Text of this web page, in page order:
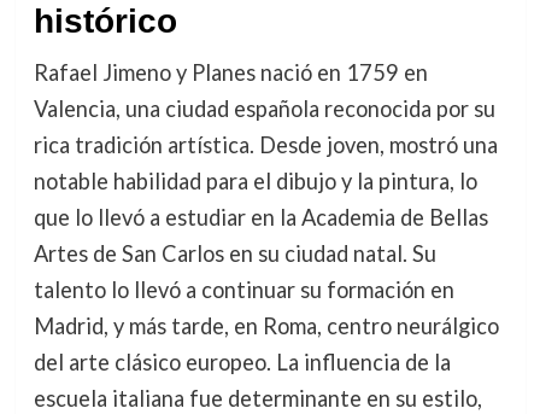
histórico
Rafael Jimeno y Planes nació en 1759 en
Valencia, una ciudad española reconocida por su
rica tradición artística. Desde joven, mostró una
notable habilidad para el dibujo y la pintura, lo
que lo llevó a estudiar en la Academia de Bellas
Artes de San Carlos en su ciudad natal. Su
talento lo llevó a continuar su formación en
Madrid, y más tarde, en Roma, centro neurálgico
del arte clásico europeo. La influencia de la
escuela italiana fue determinante en su estilo,